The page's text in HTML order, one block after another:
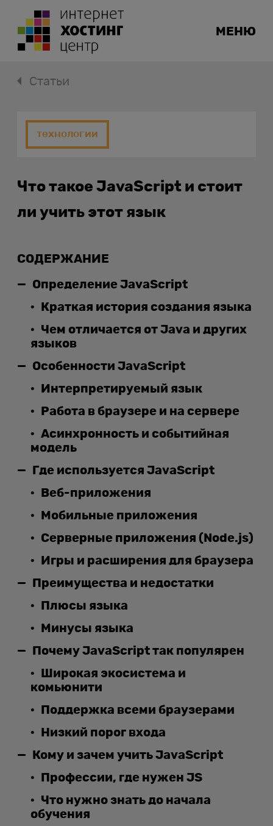
МЕНЮ
Статьи
технологии
Что такое JavaScript и стоит
ли учить этот язык
СОДЕРЖАНИЕ
Определение JavaScript
Краткая история создания языка
Чем отличается от Java и других
языков
Особенности JavaScript
Интерпретируемый язык
Работа в браузере и на сервере
Асинхронность и событийная
модель
Где используется JavaScript
Веб-приложения
Мобильные приложения
Серверные приложения (Node.js)
Игры и расширения для браузера
Преимущества и недостатки
Плюсы языка
Минусы языка
Почему JavaScript так популярен
Широкая экосистема и
комьюнити
Поддержка всеми браузерами
Низкий порог входа
Кому и зачем учить JavaScript
Профессии, где нужен JS
Что нужно знать до начала
обучения